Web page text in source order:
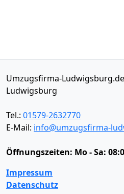
Umzugsfirma-Ludwigsburg.de
Ludwigsburg
Tel.: 01579-2632770
E-Mail: info@umzugsfirma-
Öffnungszeiten: Mo - Sa:
Impressum
Datenschutz